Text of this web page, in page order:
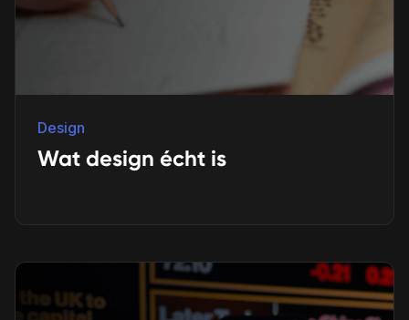
Design
Wat design écht is